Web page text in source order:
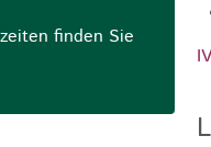
finden Sie